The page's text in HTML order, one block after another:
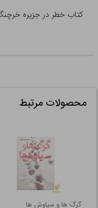
کتاب خطر در جزیره خرچنگ
محصولات مرتبط
گرگ ها و سیاوش ها